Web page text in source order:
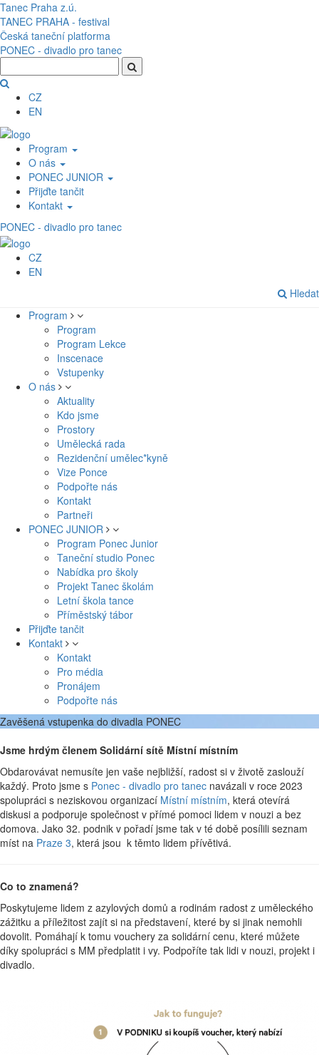
Přejít k hlavnímu obsahu
Tanec Praha z.ú.
TANEC PRAHA - festival
Česká taneční platforma
PONEC - divadlo pro tanec
CZ
EN
Program
O nás
PONEC JUNIOR
Přijďte tančit
Kontakt
PONEC - divadlo pro tanec
CZ
EN
Hledat
Program
Program
Program Lekce
Inscenace
Vstupenky
O nás
Aktuality
Kdo jsme
Prostory
Umělecká rada
Rezidenční umělec*kyně
Vize Ponce
Podpořte nás
Kontakt
Partneři
PONEC JUNIOR
Program Ponec Junior
Taneční studio Ponec
Nabídka pro školy
Projekt Tanec školám
Letní škola tance
Příměstský tábor
Přijďte tančit
Kontakt
Kontakt
Pro média
Pronájem
Podpořte nás
Zavěšená vstupenka do divadla PONEC
Jsme hrdým členem Solidární sítě Místní místním
Obdarovávat nemusíte jen vaše nejbližší, radost si v životě zaslouží
každý. Proto jsme s Ponec - divadlo pro tanec navázali v roce 2023
spolupráci s neziskovou organizací Místní místním, která otevírá
diskusi a podporuje společnost v přímé pomoci lidem v nouzi a bez
domova. Jako 32. podnik v pořadí jsme tak v té době posílili seznam
míst na Praze 3, která jsou k těmto lidem přívětivá.
Co to znamená?
Poskytujeme lidem z azylových domů a rodinám radost z uměleckého
zážitku a příležitost zajít si na představení, které by si jinak nemohli
dovolit. Pomáhají k tomu vouchery za solidární cenu, které můžete
díky spolupráci s MM předplatit i vy. Podpoříte tak lidi v nouzi, projekt i
divadlo.